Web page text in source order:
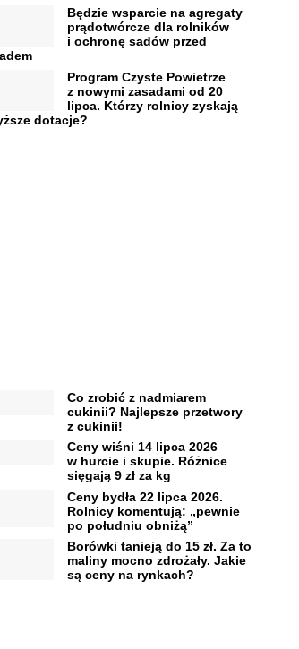
Będzie wsparcie na agregaty
prądotwórcze dla rolników
i ochronę sadów przed
Program Czyste Powietrze
z nowymi zasadami od 20
lipca. Którzy rolnicy zyskają
dotacje?
Co zrobić z nadmiarem
cukinii? Najlepsze przetwory
z cukinii!
Ceny wiśni 14 lipca 2026
w hurcie i skupie. Różnice
sięgają 9 zł za kg
Ceny bydła 22 lipca 2026.
Rolnicy komentują: „pewnie
po południu obniżą”
Borówki tanieją do 15 zł. Za to
maliny mocno zdrożały. Jakie
są ceny na rynkach?